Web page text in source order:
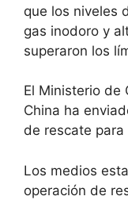
que los niveles
gas inodoro y
superaron los
El Ministerio de
China ha
de rescate
Los medios
operación de